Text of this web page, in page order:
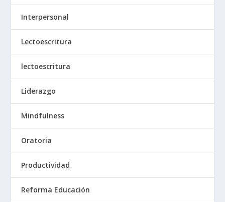
Interpersonal
Lectoescritura
lectoescritura
Liderazgo
Mindfulness
Oratoria
Productividad
Reforma Educación